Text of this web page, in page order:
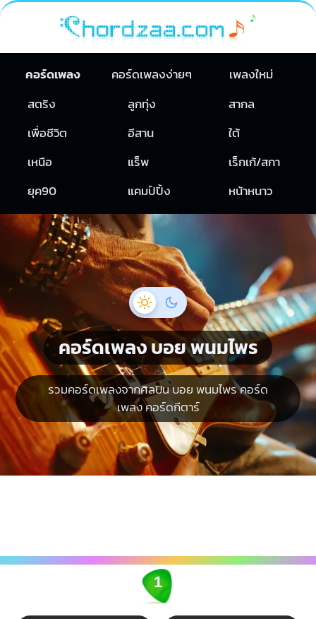
คอร์ดเพลง คอร์ดเพลงง่ายๆ
เพลงใหม่
สตริง
ลูกทุ่ง
สากล
เพื่อชีวิต
อีสาน
ใต้
เหนือ
แร็พ
เร็กเก้/สกา
ยุค90
แคมป์ปิ้ง หน้าหนาว
คอร์ดเพลง บอย พนมไพร
รวมคอร์ดเพลงจากศิลปิน บอย พนมไพร คอร์ด
เพลง คอร์ดกีตาร์
1